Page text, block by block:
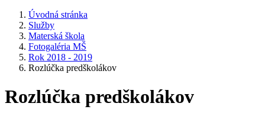
Úvodná stránka
Služby
Materská škola
Fotogaléria MŠ
Rok 2018 - 2019
Rozlúčka predškolákov
Rozlúčka predškolákov